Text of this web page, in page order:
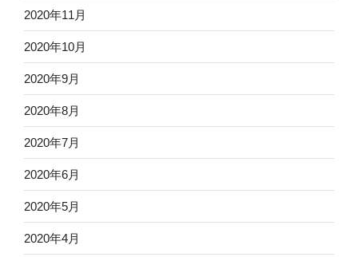
2020年11月
2020年10月
2020年9月
2020年8月
2020年7月
2020年6月
2020年5月
2020年4月